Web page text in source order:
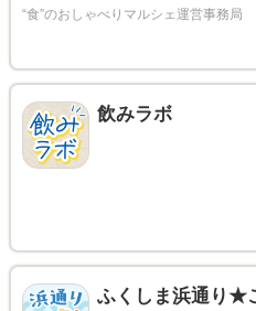
飲みラボ
ふくしま浜通り★